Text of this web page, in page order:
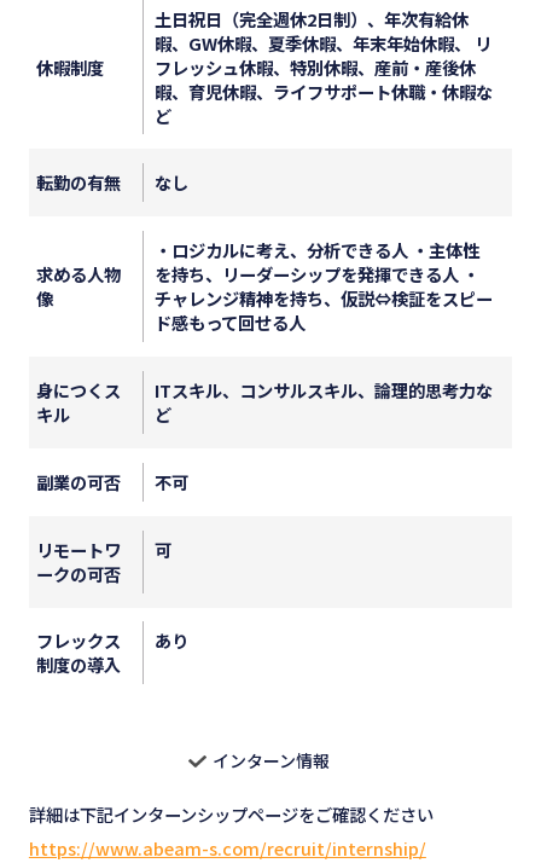
休暇制度
土日祝日（完全週休2日制）、年次有給休
暇、GW休暇、夏季休暇、年末年始休暇、 リ
フレッシュ休暇、特別休暇、産前・産後休
暇、育児休暇、ライフサポート休職・休暇な
ど
転勤の有無 なし
求める人物
像
・ロジカルに考え、分析できる人 ・主体性
を持ち、リーダーシップを発揮できる人 ・
チャレンジ精神を持ち、仮説⇔検証をスピー
ド感もって回せる人
身につくス
キル
ITスキル、コンサルスキル、論理的思考力な
ど
副業の可否 不可
リモートワ
ークの可否
可
フレックス
制度の導入
あり
インターン情報
詳細は下記インターンシップページをご確認ください
https://www.abeam-s.com/recruit/internship/